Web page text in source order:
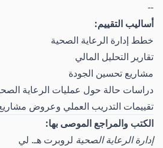
--
أساليب التقييم:
خطط إدارة الرعاية الصحية
تقارير التحليل المالي
مشاريع تحسين الجودة
دراسات حالة حول عمليات الرعاية
تقييمات التدريب العملي وعروض
الكتب والمراجع الموصى بها:
إدارة الرعاية الصحية لروبرت هـ. لي